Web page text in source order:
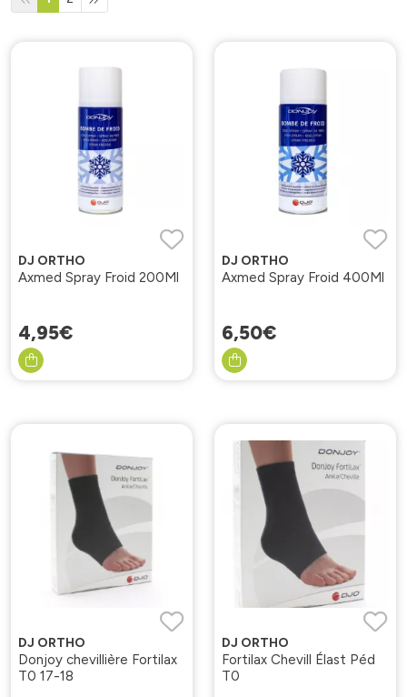
DJ ORTHO
Axmed Spray Froid 200Ml
4,95€
DJ ORTHO
Axmed Spray Froid 400Ml
6,50€
DJ ORTHO
Donjoy chevillière Fortilax
T0 17-18
DJ ORTHO
Fortilax Chevill Élast Péd
T0